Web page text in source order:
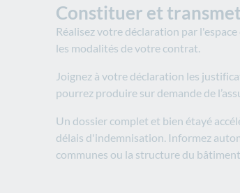
Constituer et
Réalisez votre déclaration par
les modalités de votre contrat.
Joignez à votre déclaration les
pourrez produire sur demande de
Un dossier complet et bien étayé
délais d'indemnisation. Informez
communes ou la structure du